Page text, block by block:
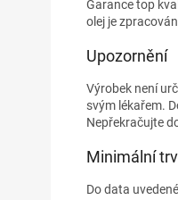
Garance top
olej je
Upozornění
Výrobek není
svým lékařem.
Nepřekračujte
Minimální
Do data